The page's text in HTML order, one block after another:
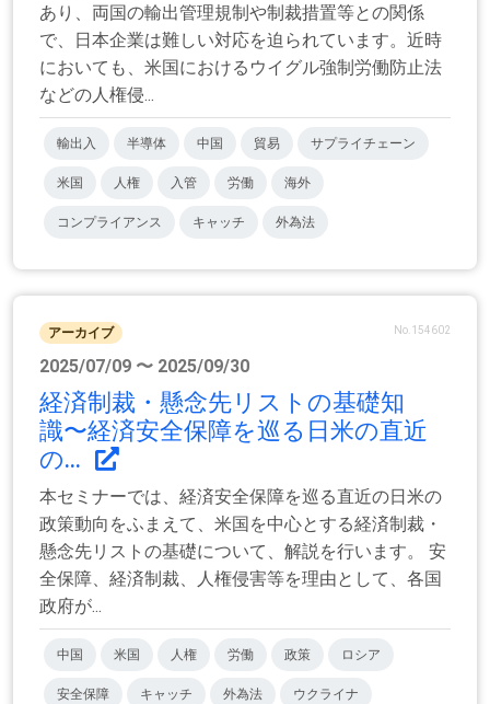
あり、両国の輸出管理規制や制裁措置等との関係
で、日本企業は難しい対応を迫られています。近時
においても、米国におけるウイグル強制労働防止法
などの人権侵...
輸出入 半導体 中国 貿易 サプライチェーン
米国 人権 入管 労働 海外
コンプライアンス キャッチ 外為法
アーカイブ No.154602
2025/07/09 〜 2025/09/30
経済制裁・懸念先リストの基礎知
識〜経済安全保障を巡る日米の直近
の...
本セミナーでは、経済安全保障を巡る直近の日米の
政策動向をふまえて、米国を中心とする経済制裁・
懸念先リストの基礎について、解説を行います。 安
全保障、経済制裁、人権侵害等を理由として、各国
政府が...
中国 米国 人権 労働 政策 ロシア
安全保障 キャッチ 外為法 ウクライナ